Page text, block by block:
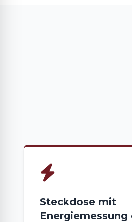
Steckdose mit
Energiemessung